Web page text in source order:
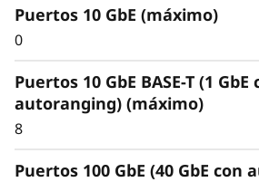
Puertos 10 GbE (máximo)
0
Puertos 10 GbE BASE-T (1 GbE
autoranging) (máximo)
8
Puertos 100 GbE (40 GbE con